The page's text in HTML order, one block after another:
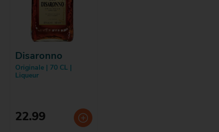
Disaronno
Originale | 70 CL |
Liqueur
22.99